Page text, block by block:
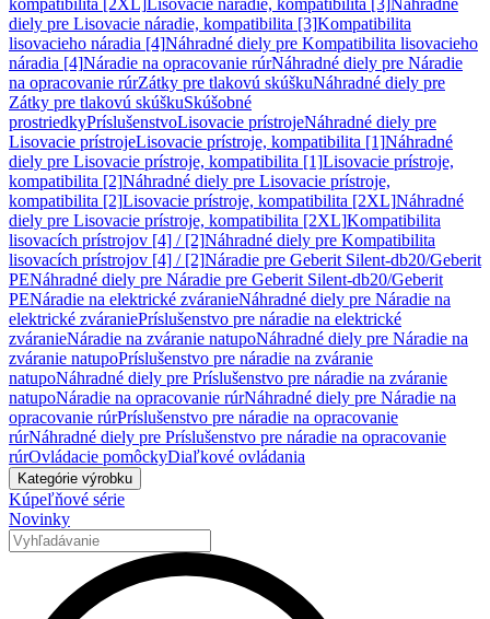
kompatibilita [2XL]Lisovacie náradie, kompatibilita [3]Náhradné
diely pre Lisovacie náradie, kompatibilita [3]Kompatibilita
lisovacieho náradia [4]Náhradné diely pre Kompatibilita lisovacieho
náradia [4]Náradie na opracovanie rúrNáhradné diely pre Náradie
na opracovanie rúrZátky pre tlakovú skúškuNáhradné diely pre
Zátky pre tlakovú skúškuSkúšobné
prostriedkyPríslušenstvoLisovacie prístrojeNáhradné diely pre
Lisovacie prístrojeLisovacie prístroje, kompatibilita [1]Náhradné
diely pre Lisovacie prístroje, kompatibilita [1]Lisovacie prístroje,
kompatibilita [2]Náhradné diely pre Lisovacie prístroje,
kompatibilita [2]Lisovacie prístroje, kompatibilita [2XL]Náhradné
diely pre Lisovacie prístroje, kompatibilita [2XL]Kompatibilita
lisovacích prístrojov [4] / [2]Náhradné diely pre Kompatibilita
lisovacích prístrojov [4] / [2]Náradie pre Geberit Silent-db20/Geberit
PENáhradné diely pre Náradie pre Geberit Silent-db20/Geberit
PENáradie na elektrické zváranieNáhradné diely pre Náradie na
elektrické zváraniePríslušenstvo pre náradie na elektrické
zváranieNáradie na zváranie natupoNáhradné diely pre Náradie na
zváranie natupoPríslušenstvo pre náradie na zváranie
natupoNáhradné diely pre Príslušenstvo pre náradie na zváranie
natupoNáradie na opracovanie rúrNáhradné diely pre Náradie na
opracovanie rúrPríslušenstvo pre náradie na opracovanie
rúrNáhradné diely pre Príslušenstvo pre náradie na opracovanie
rúrOvládacie pomôckyDiaľkové ovládania
Kategórie výrobku
Kúpeľňové série
Novinky